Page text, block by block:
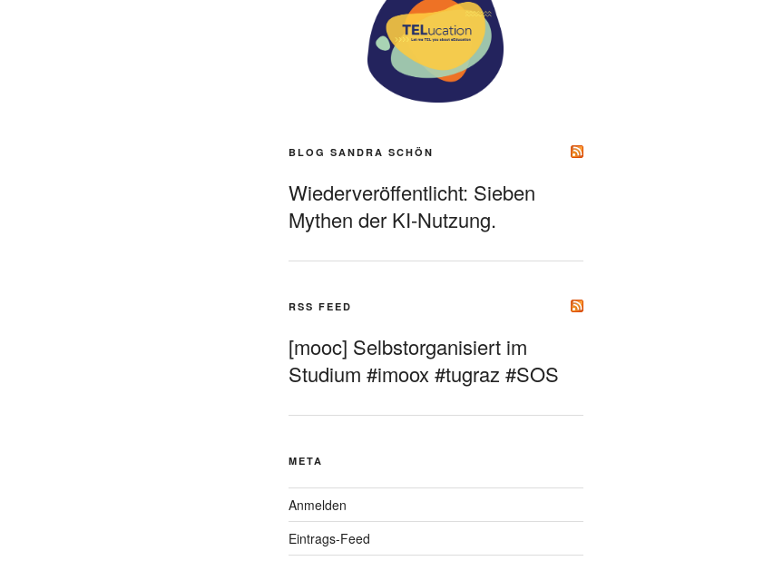
BLOG SANDRA SCHÖN
Wiederveröffentlicht: Sieben
Mythen der KI-Nutzung.
RSS FEED
[mooc] Selbstorganisiert im
Studium #imoox #tugraz #SOS
META
Anmelden
Eintrags-Feed